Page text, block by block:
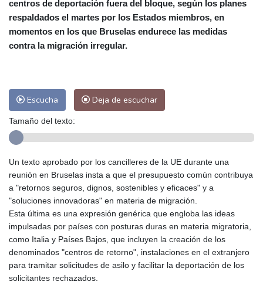
Las Palmas de Gran Canaria
26 °C
Ibiza
32 °C Buenos Aires
8 °C
Caracas
25 °C
centros de deportación fuera del bloque, según los planes
respaldados el martes por los Estados miembros, en
momentos en los que Bruselas endurece las medidas
contra la migración irregular.
Escucha Deja de escuchar
Tamaño del texto:
Un texto aprobado por los cancilleres de la UE durante una
reunión en Bruselas insta a que el presupuesto común contribuya
a "retornos seguros, dignos, sostenibles y eficaces" y a
"soluciones innovadoras" en materia de migración.
Esta última es una expresión genérica que engloba las ideas
impulsadas por países con posturas duras en materia migratoria,
como Italia y Países Bajos, que incluyen la creación de los
denominados "centros de retorno", instalaciones en el extranjero
para tramitar solicitudes de asilo y facilitar la deportación de los
solicitantes rechazados.